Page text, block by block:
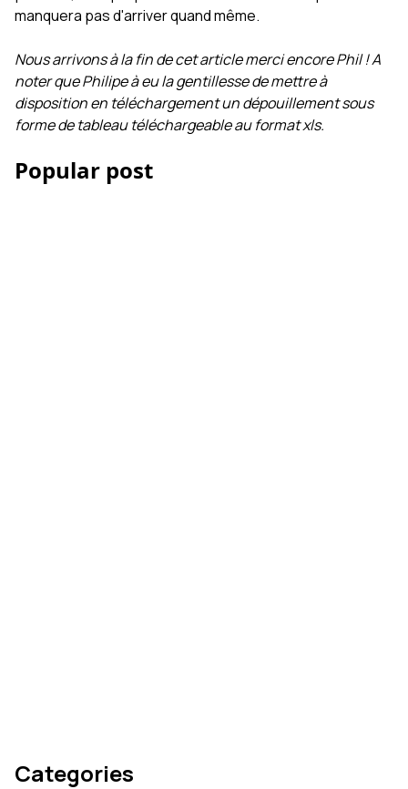
manquera pas d'arriver quand même.
Nous arrivons à la fin de cet article merci encore Phil ! A
noter que Philipe à eu la gentillesse de mettre à
disposition en téléchargement un dépouillement sous
forme de tableau téléchargeable au format xls.
Popular post
Categories